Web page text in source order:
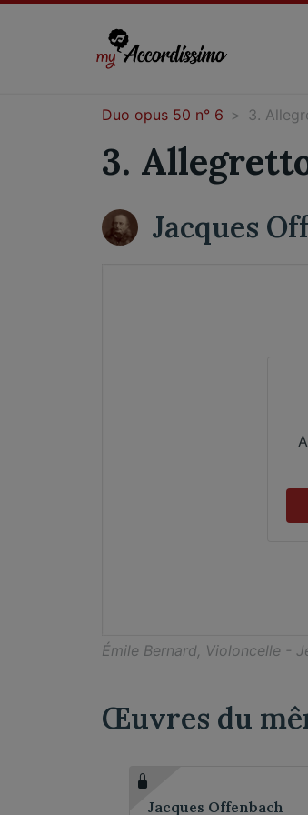
Duo opus 50 n° 6 3.
3.
Jacques
Émile Bernard, Violoncelle -
Œuvres du
Jacques Offenbach